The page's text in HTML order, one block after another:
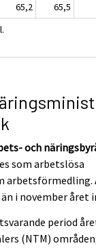
65,2 65,5
och
som arbetslösa
i november året
period
(NTM)